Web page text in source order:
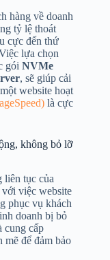
hàng về doanh
tỷ lệ thoát
cực đến thứ
lựa chọn
gói NVMe
, sẽ giúp cải
website hoạt
là cực
không bỏ lỡ
liên tục của
việc website
phục vụ khách
doanh bị bỏ
cung cấp
để đảm bảo